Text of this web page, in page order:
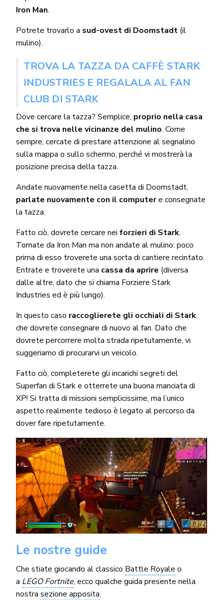
Iron Man.
Potrete trovarlo a sud-ovest di Doomstadt (il
mulino).
TROVA LA TAZZA DA CAFFÈ STARK
INDUSTRIES E REGALALA AL FAN
CLUB DI STARK
Dove cercare la tazza? Semplice, proprio nella casa
che si trova nelle vicinanze del mulino. Come
sempre, cercate di prestare attenzione al segnalino
sulla mappa o sullo schermo, perché vi mostrerà la
posizione precisa della tazza.
Andate nuovamente nella casetta di Doomstadt,
parlate nuovamente con il computere consegnate
la tazza.
Fatto ciò, dovrete cercare neiforzieri di Stark.
Tornate da Iron Man ma non andate al mulino: poco
prima di esso troverete una sorta di cantiere recintato.
Entrate e troverete una cassa da aprire (diversa
dalle altre, dato che si chiama Forziere Stark
Industries ed è più lungo).
In questo caso raccoglierete gli occhiali di Stark,
che dovrete consegnare di nuovo al fan. Dato che
dovrete percorrere molta strada ripetutamente, vi
suggeriamo di procurarvi un veicolo.
Fatto ciò, completerete gli incarichi segreti del
Superfan di Stark e otterrete una buona manciata di
XP! Si tratta di missioni semplicissime, ma l’unico
aspetto realmente tedioso è legato al percorso da
dover fare ripetutamente.
Le nostre guide
Che stiate giocando al classico Battle Royale o
a LEGO Fortnite, ecco qualche guida presente nella
nostra sezione apposita.